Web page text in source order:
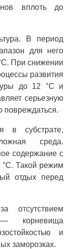
вплоть до
В период
для него
При снижении
развития
до 12 °C и
серьезную
повреждаться.
в субстрате,
среда.
содержание с
°C. Такой режим
отдых перед
отсутствием
— корневища
и
заморозках.